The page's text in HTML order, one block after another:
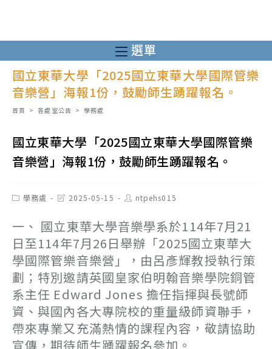
至
主
選單
國立東華大學「2025國立東華大學國際管樂
音樂營」海報1份，鼓勵師生踴躍報名。
首頁 > 各處室公告 > 學務處
國立東華大學「2025國立東華大學國際管樂
音樂營」海報1份，鼓勵師生踴躍報名。
Post學務處
Post2025-05-15
Post
author:
ntpehs015
一、 國立東華大學音樂學系於114年7月21
日至114年7月26日舉辦「2025國立東華大
學國際管樂音樂營」，由呂彥輝教授執行策
劃；特別邀請英國皇家伯明翰音樂學院銅管
系主任 Edward Jones 擔任指揮與長號師
資、與國內各大專院校的重量級師資聯手，
帶來專業又充滿熱情的課程內容，敬請協助
宣傳，期待師生踴躍報名參加。